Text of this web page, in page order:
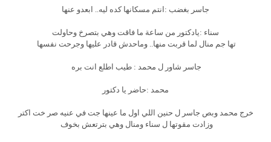
جاسر بغضب :انتم مسكانها كده ليه.. ابعدو عنها
سناء :يادكتور من ساعة ما فاقت وهي بتصرخ وحاولت
تها جم منال لما قربت منها.. وماحدش قادر عليها وجرحت نفسها
جاسر شاور ل محمد : طيب اطلع انت بره
محمد :حاضر يا دكتور
خرج محمد وبص جاسر ل حنين اللي اول ما عينها جت في عنيه صر خت اكتر
وزادت مقوتها ل سناء ومنال وهي بترتعش بخوف